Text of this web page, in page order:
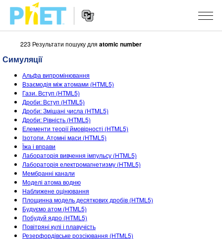
Пошук
сайті
PhET
Navigation
СИМУЛЯЦІЇ
Всі симуляції
Фізика
Математика
Хімія
Вивчення Землі
Біологія
Перекладені симуляції
Customizable Sims
STUDIO
About Studio
Customizable Sims
Start a Free Trial
Purchase a License
ВИКЛАДАННЯ
Знайди за класифікатором
Поділіться своїми розробками
Activity Contribution Guidelines
Virtual Workshops
Professional Learning with PhET
Teaching with PhET
ДОСЛІДЖЕННЯ
ІНІЦІАТИВИ
Інклюзія
PhET Global
Data Fluency
DEIB in STEM Ed
УВІЙТИ / РЕЄСТРАІЦЯ
УВІЙТИ / РЕЄСТРАІЦЯ
223 Результати пошуку для atomic number
Симуляції
Альфа випромінювання
Взаємодія між атомами (HTML5)
Гази. Вступ (HTML5)
Дроби: Вступ (HTML5)
Дроби: Змішані числа (HTML5)
Дроби: Рівність (HTML5)
Елементи теорії ймовірності (HTML5)
Ізотопи. Атомні маси (HTML5)
Їжа і вправи
Лабораторія вивчення імпульсу (HTML5)
Лабораторія електромагнетизму (HTML5)
Мембранні канали
Моделі атома водню
Наближене оцінювання
Площинна модель десяткових дробів (HTML5)
Будуємо атом (HTML5)
Побудуй ядро (HTML5)
Повітряні кулі і плавучість
Резерфордівське розсіювання (HTML5)